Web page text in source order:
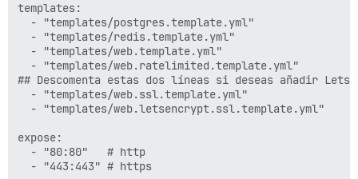
templates:
  - "templates/postgres.template.yml"
  - "templates/redis.template.yml"
  - "templates/web.template.yml"
  - "templates/web.ratelimited.template.yml"
## Descomenta estas dos líneas si deseas añadir
  - "templates/web.ssl.template.yml"
  - "templates/web.letsencrypt.ssl.template.yml"
expose:
  - "80:80"   # http
  - "443:443" # https